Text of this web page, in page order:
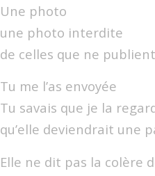
Une photo
une photo interdite
de celles que ne
Tu me l’as envoyée
Tu savais que je la
qu’elle deviendrait une
Elle ne dit pas la colère